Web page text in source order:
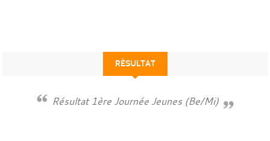
RÉSULTAT
Résultat 1ère Journée Jeunes (Be/Mi)